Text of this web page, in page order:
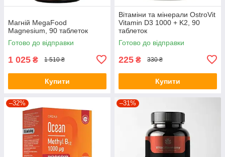
Магній MegaFood
Magnesium, 90 таблеток
Готово до відправки
1 025 ₴ 1 510 ₴
Купити
Вітаміни та мінерали OstroVit
Vitamin D3 1000 + K2, 90
таблеток
Готово до відправки
225 ₴ 330 ₴
Купити
–32% –31%